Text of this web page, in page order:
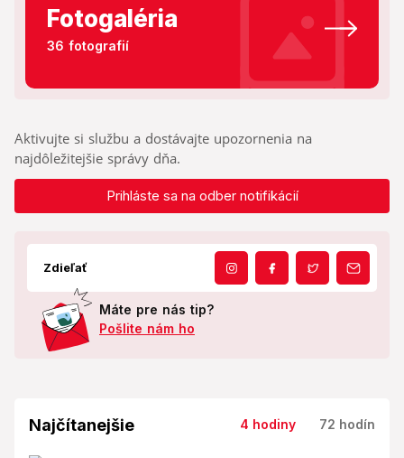
Fotogaléria
36 fotografií
Aktivujte si službu a dostávajte upozornenia na
najdôležitejšie správy dňa.
Prihláste sa na odber notifikácií
Zdieľať
Máte pre nás tip?
Pošlite nám ho
Najčítanejšie 4 hodiny 72 hodín